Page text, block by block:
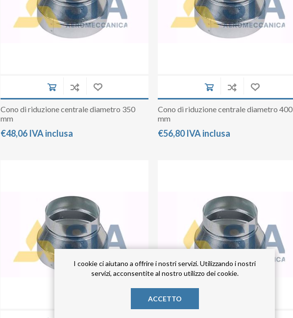
Cono di riduzione centrale diametro 350
mm
€48,06 IVA inclusa
Cono di riduzione centrale diametro 400
mm
€56,80 IVA inclusa
I cookie ci aiutano a offrire i nostri servizi. Utilizzando i nostri
servizi, acconsentite al nostro utilizzo dei cookie.
ACCETTO